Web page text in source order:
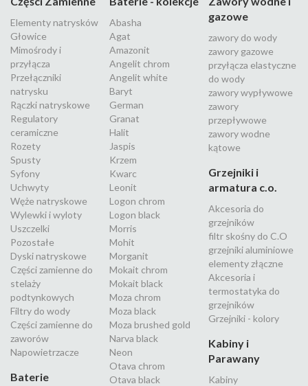
Elementy natrysków
Głowice
Mimośrody i
przyłącza
Przełączniki
natrysku
Rączki natryskowe
Regulatory
ceramiczne
Rozety
Spusty
Syfony
Uchwyty
Węże natryskowe
Wylewki i wyloty
Uszczelki
Pozostałe
Dyski natryskowe
Części zamienne do
stelaży
podtynkowych
Filtry do wody
Części zamienne do
zaworów
Napowietrzacze
Baterie
Abasha
Agat
Amazonit
Angelit chrom
Angelit white
Baryt
German
Granat
Halit
Jaspis
Krzem
Kwarc
Leonit
Logon chrom
Logon black
Morris
Mohit
Morganit
Mokait chrom
Mokait black
Moza chrom
Moza black
Moza brushed gold
Narva black
Neon
Otava chrom
Otava black
gazowe
zawory do wody
zawory gazowe
przyłącza elastyczne
do wody
zawory wypływowe
zawory
przepływowe
zawory wodne
kątowe
Grzejniki i
armatura c.o.
Akcesoria do
grzejników
filtr skośny do C.O
grzejniki aluminiowe
elementy złączne
Akcesoria i
termostatyka do
grzejników
Grzejniki - kolory
Kabiny i
Parawany
Kabiny